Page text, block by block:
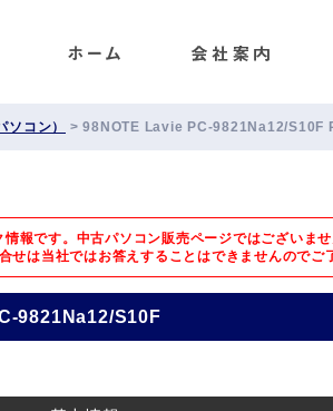
コン） >98NOTE Lavie PC-9821Na12/S10F
報です。中古パソコン販売ページではございま
せは当社ではお答えすることはできませんのでご
9821Na12/S10F